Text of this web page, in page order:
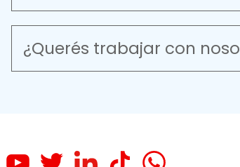
¿Querés trabajar con